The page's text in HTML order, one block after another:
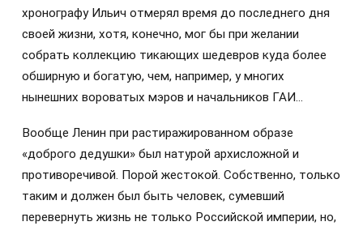
хронографу Ильич отмерял время до последнего дня
своей жизни, хотя, конечно, мог бы при желании
собрать коллекцию тикающих шедевров куда более
обширную и богатую, чем, например, у многих
нынешних вороватых мэров и начальников ГАИ…
Вообще Ленин при растиражированном образе
«доброго дедушки» был натурой архисложной и
противоречивой. Порой жестокой. Собственно, только
таким и должен был быть человек, сумевший
перевернуть жизнь не только Российской империи, но,